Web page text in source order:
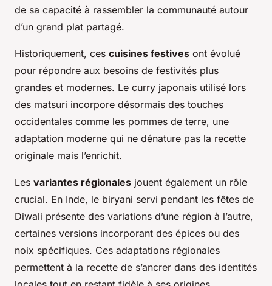
de sa capacité à rassembler la communauté autour
d’un grand plat partagé.
Historiquement, ces cuisines festives ont évolué
pour répondre aux besoins de festivités plus
grandes et modernes. Le curry japonais utilisé lors
des matsuri incorpore désormais des touches
occidentales comme les pommes de terre, une
adaptation moderne qui ne dénature pas la recette
originale mais l’enrichit.
Les variantes régionales jouent également un rôle
crucial. En Inde, le biryani servi pendant les fêtes de
Diwali présente des variations d’une région à l’autre,
certaines versions incorporant des épices ou des
noix spécifiques. Ces adaptations régionales
permettent à la recette de s’ancrer dans des identités